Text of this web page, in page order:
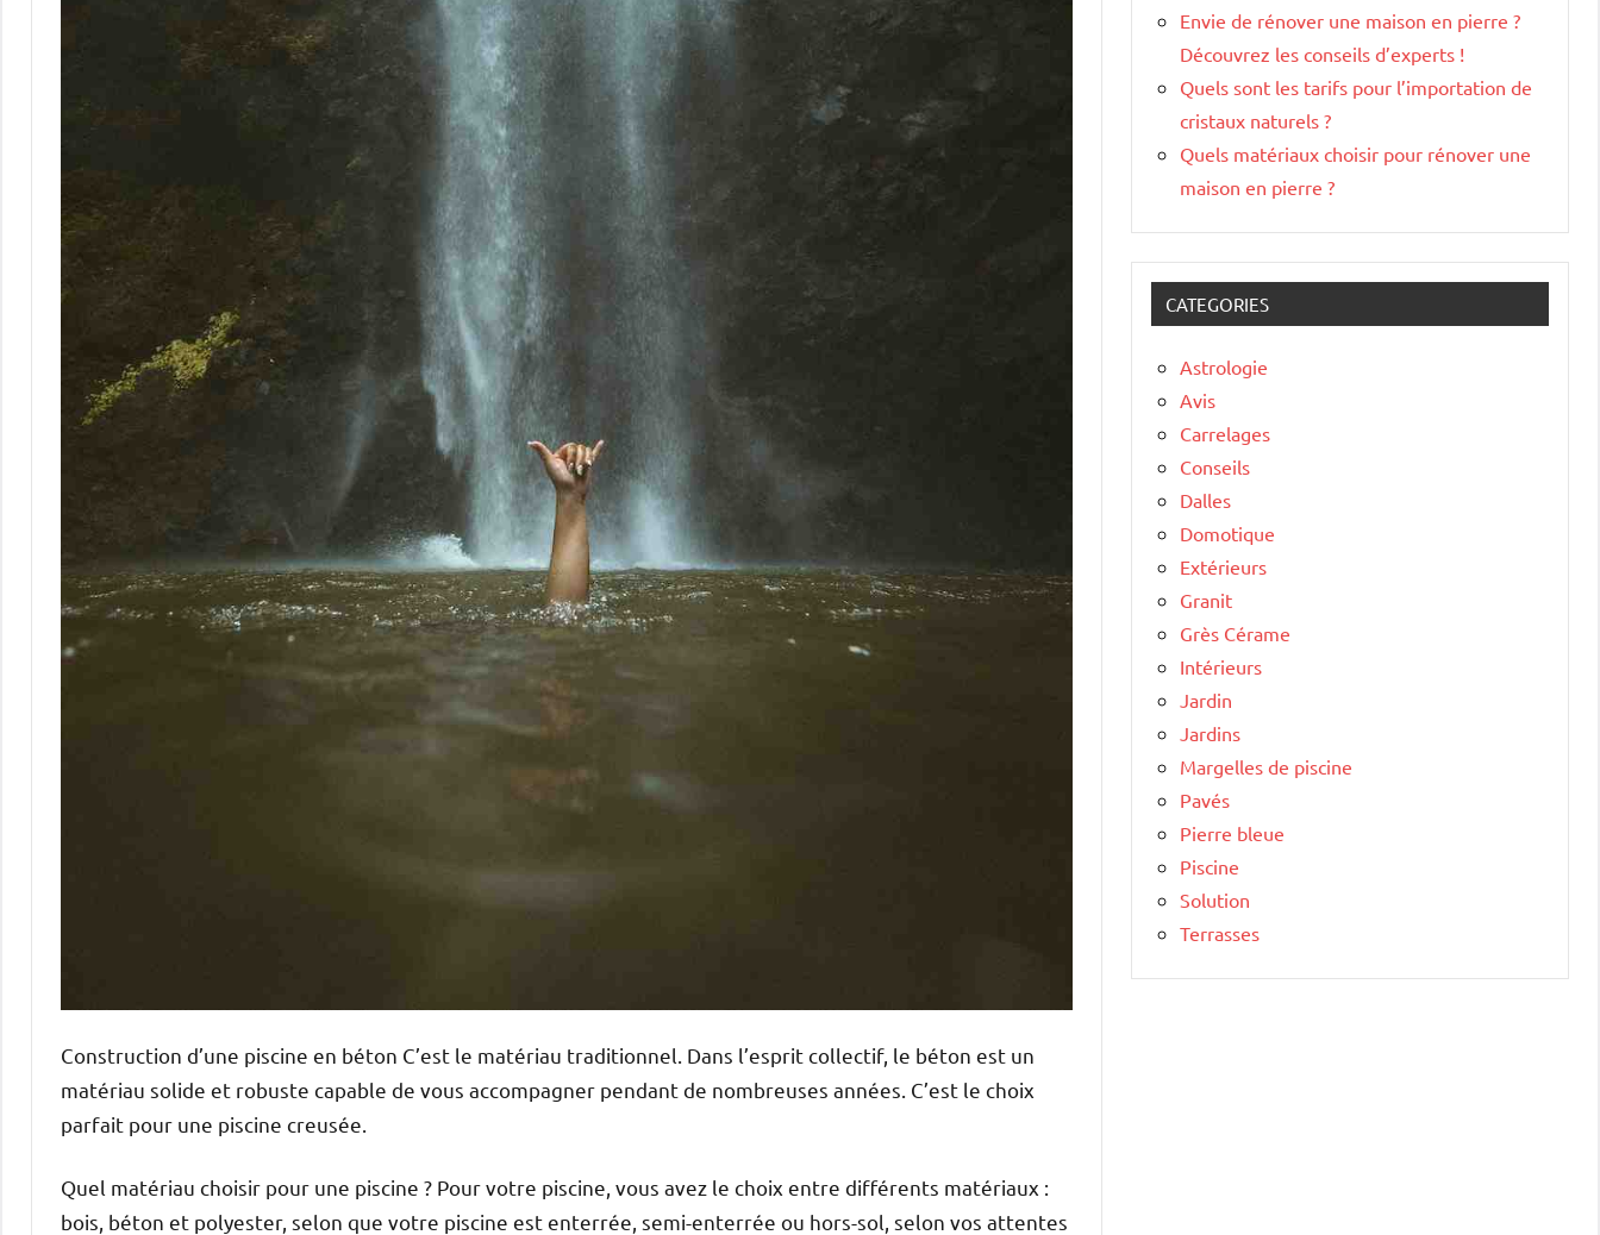
Construction d’une piscine en béton C’est le matériau traditionnel. Dans l’esprit collectif, le béton est un
matériau solide et robuste capable de vous accompagner pendant de nombreuses années. C’est le choix
parfait pour une piscine creusée.
Quel matériau choisir pour une piscine ? Pour votre piscine, vous avez le choix entre différents matériaux :
bois, béton et polyester, selon que votre piscine est enterrée, semi-enterrée ou hors-sol, selon vos attentes
Envie de rénover une maison en pierre ?
Découvrez les conseils d’experts !
Quels sont les tarifs pour l’importation de
cristaux naturels ?
Quels matériaux choisir pour rénover une
maison en pierre ?
CATEGORIES
Astrologie
Avis
Carrelages
Conseils
Dalles
Domotique
Extérieurs
Granit
Grès Cérame
Intérieurs
Jardin
Jardins
Margelles de piscine
Pavés
Pierre bleue
Piscine
Solution
Terrasses